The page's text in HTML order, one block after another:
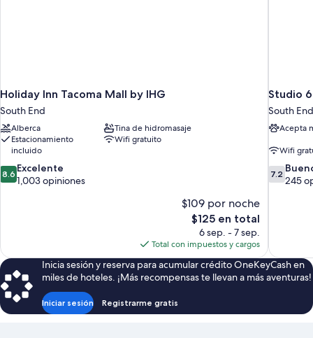
Holiday Inn Tacoma Mall by IHG
South End
Alberca
Tina de hidromasaje
Estacionamiento
incluido
Wifi gratuito
8.6
de
8.6 Excelente
1,003 opiniones
$109 por noche
El
precio
actual
es
de
$125
$125 en total
6 sep. - 7 sep.
Total con impuestos y cargos
Studio
South End
Acepta
Wifi
7.2
de
7.2
245
Inicia sesión y reserva para acumular crédito OneKeyCash en
miles de hoteles. ¡Más recompensas te llevan a más aventuras!
Iniciar sesión Registrarme gratis